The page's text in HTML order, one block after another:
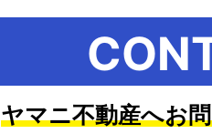
ヤマニ不動産へお